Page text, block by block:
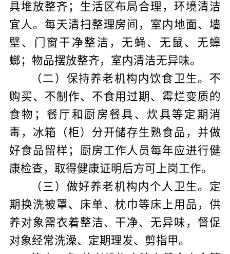
具堆放整齐；生活区布局合理，环境清洁
宜人。每天清扫整理房间，室内地面、墙
壁、门窗干净整洁，无蝇、无鼠、无蟑
螂；物品摆放整齐，室内清洁无异味。
（二）保持养老机构内饮食卫生。不
购买、不制作、不食用过期、霉烂变质的
食物；餐厅和厨房餐具、炊具等定期消
毒，冰箱（柜）分开储存生熟食品，并做
好食品留样；厨房工作人员每年应进行健
康检查，取得健康证明后方可上岗工作。
（三）做好养老机构内个人卫生。定
期换洗被罩、床单、枕巾等床上用品，供
养对象需衣着整洁、干净、无异味，督促
对象经常洗澡、定期理发、剪指甲。